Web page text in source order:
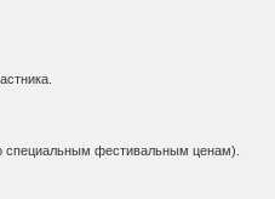
специальным фестивальным ценам).